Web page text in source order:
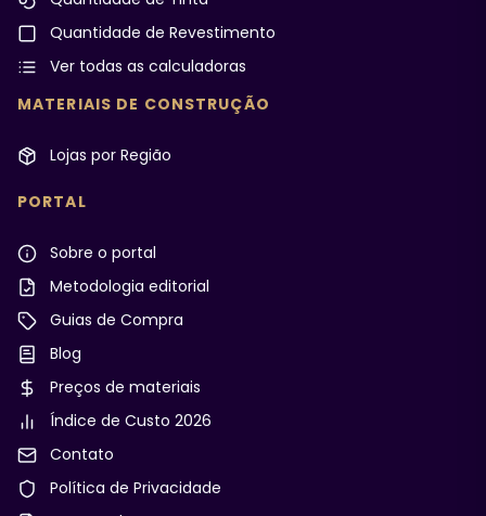
Quantidade de Revestimento
Ver todas as calculadoras
MATERIAIS DE CONSTRUÇÃO
Lojas por Região
PORTAL
Sobre o portal
Metodologia editorial
Guias de Compra
Blog
Preços de materiais
Índice de Custo 2026
Contato
Política de Privacidade